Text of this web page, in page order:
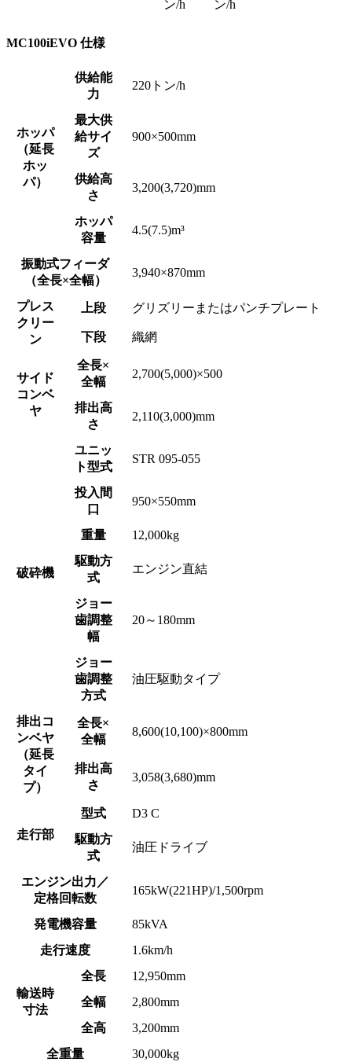
ン/h ン/h
MC100iEVO 仕様
ホッパ
（延長
ホッ
パ）
供給能
力
220トン/h
最大供
給サイ
ズ
900×500mm
供給高
さ
3,200(3,720)mm
ホッパ
容量
4.5(7.5)m³
振動式フィーダ
（全長×全幅）
3,940×870mm
プレス
クリー
ン
上段 グリズリーまたはパンチプレート
下段 織網
サイド
コンベ
ヤ
全長×
全幅
2,700(5,000)×500
排出高
さ
2,110(3,000)mm
破砕機
ユニッ
ト型式
STR 095-055
投入間
口
950×550mm
重量
12,000kg
駆動方
式
エンジン直結
ジョー
歯調整
幅
20～180mm
ジョー
歯調整
方式
油圧駆動タイプ
排出コ
ンベヤ
（延長
タイ
プ）
全長×
全幅
8,600(10,100)×800mm
排出高
さ
3,058(3,680)mm
走行部
型式
D3 C
駆動方
式
油圧ドライブ
エンジン出力／
定格回転数
165kW(221HP)/1,500rpm
発電機容量
85kVA
走行速度
1.6km/h
輸送時
寸法
全長
12,950mm
全幅
2,800mm
全高
3,200mm
全重量
30,000kg